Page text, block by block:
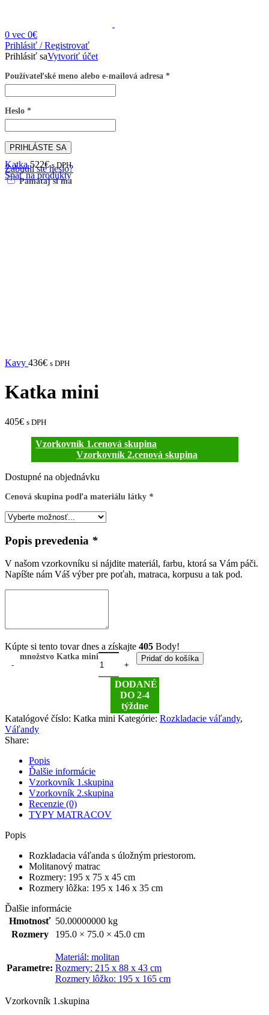
0 vec 0€
Prihlásiť / Registrovať
Prihlásiť saVytvoriť účet
Používateľské meno alebo e-mailová adresa *
Heslo *
PRIHLÁSTE SA
Zabudli ste heslo?
Pamätaj si ma
Katka522€ s DPH
Späť na produkty
Kavy 436€ s DPH
Katka mini
405€ s DPH
Vzorkovník 1.cenová skupina
Vzorkovník 2.cenová skupina
Dostupné na objednávku
Cenová skupina podľa materiálu látky *
Popis prevedenia *
V našom vzorkovníku si nájdite materiál, farbu, ktorá sa Vám páči.
Napíšte nám Váš výber pre poťah, matraca, korpusu a tak pod.
Kúpte si tento tovar dnes a získajte 405 Body!
množstvo Katka mini Pridať do košíka
DODANÉ
DO 2-4
týždne
Katalógové číslo: Katka mini Kategórie: Rozkladacie váľandy,
Váľandy
Share:
Popis
Ďalšie informácie
Vzorkovník 1.skupina
Vzorkovník 2.skupina
Recenzie (0)
TYPY MATRACOV
Popis
Rozkladacia váľanda s úložným priestorom.
Molitanový matrac
Rozmery: 195 x 75 x 45 cm
Rozmery lôžka: 195 x 146 x 35 cm
Ďalšie informácie
Hmotnosť 50.00000000 kg
Rozmery
195.0 × 75.0 × 45.0 cm
Parametre:
Materiál: molitan
Rozmery: 215 x 88 x 43 cm
Rozmery lôžko: 195 x 165 cm
Vzorkovník 1.skupina